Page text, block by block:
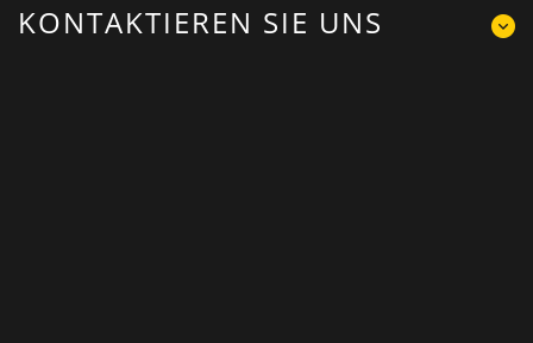
KONTAKTIEREN SIE UNS